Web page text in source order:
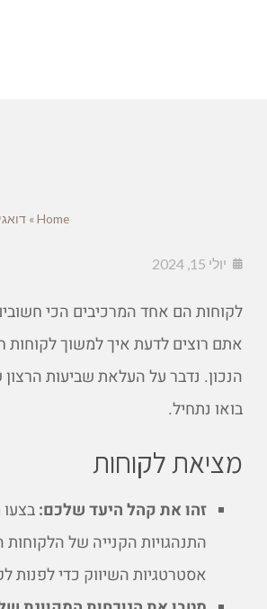
Home
»
יולי 15, 2024
לקוחות הם אחד המרכיבים הכי
אתם רוצים לדעת איך למשוך לקוחות
הנכון. נדבר על העלאת שביעות
בואו נתחיל.
מציאת לקוחות
זהו את קהל היעד שלכם:
התנהגויות הקנייה של
אסטרטגיות השיווק כדי לפנות